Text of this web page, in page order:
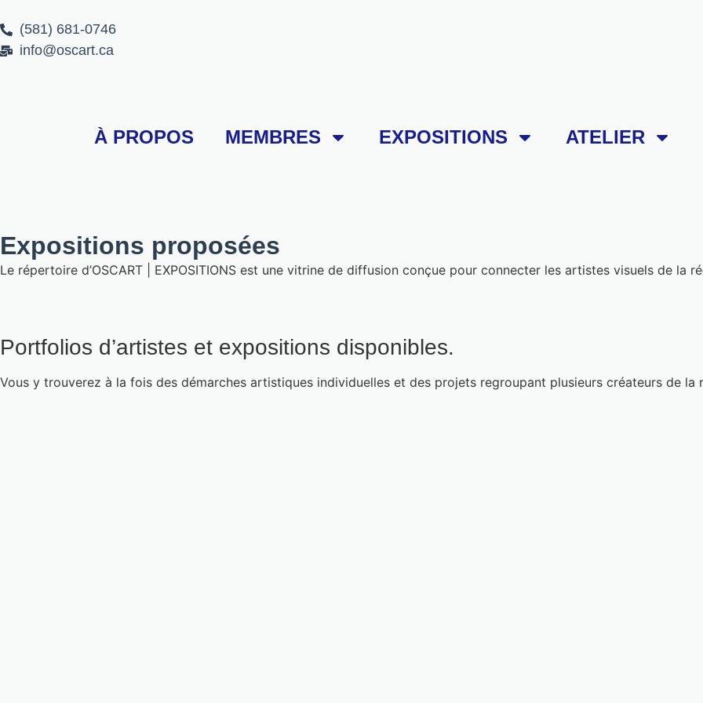
(581) 681-0746
info@oscart.ca
À PROPOS MEMBRES EXPOSITIONS ATELIER
Expositions proposées
Le répertoire d’OSCART | EXPOSITIONS est une vitrine de diffusion conçue pour connecter les artistes visuels de la
Portfolios d’artistes et expositions disponibles.
Vous y trouverez à la fois des démarches artistiques individuelles et des projets regroupant plusieurs créateurs de la